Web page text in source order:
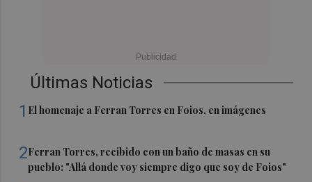
Últimas Noticias
1 El homenaje a Ferran Torres en Foios, en imágenes
2Ferran Torres, recibido con un baño de masas en su
pueblo: "Allá donde voy siempre digo que soy de Foios"